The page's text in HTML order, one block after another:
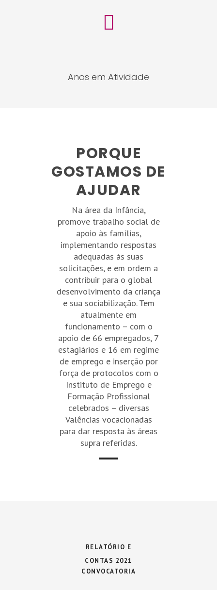
Anos em Atividade
PORQUE
GOSTAMOS DE
AJUDAR
Na área da Infância,
promove trabalho social de
apoio às famílias,
implementando respostas
adequadas às suas
solicitações, e em ordem a
contribuir para o global
desenvolvimento da criança
e sua sociabilização. Tem
atualmente em
funcionamento – com o
apoio de 66 empregados, 7
estagiários e 16 em regime
de emprego e inserção por
força de protocolos com o
Instituto de Emprego e
Formação Profissional
celebrados – diversas
Valências vocacionadas
para dar resposta às áreas
supra referidas.
RELATÓRIO E
CONTAS 2021
CONVOCATORIA